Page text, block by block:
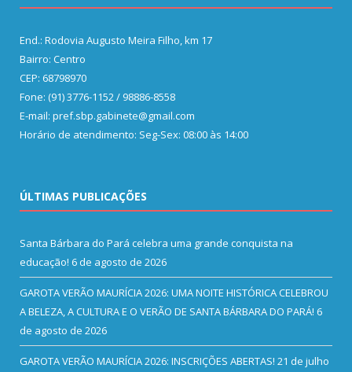
End.: Rodovia Augusto Meira Filho, km 17
Bairro: Centro
CEP: 68798970
Fone: (91) 3776-1152 / 98886-8558
E-mail: pref.sbp.gabinete@gmail.com
Horário de atendimento: Seg-Sex: 08:00 às 14:00
ÚLTIMAS PUBLICAÇÕES
Santa Bárbara do Pará celebra uma grande conquista na
educação! 6 de agosto de 2026
GAROTA VERÃO MAURÍCIA 2026: UMA NOITE HISTÓRICA CELEBROU
A BELEZA, A CULTURA E O VERÃO DE SANTA BÁRBARA DO PARÁ! 6
de agosto de 2026
GAROTA VERÃO MAURÍCIA 2026: INSCRIÇÕES ABERTAS! 21 de julho